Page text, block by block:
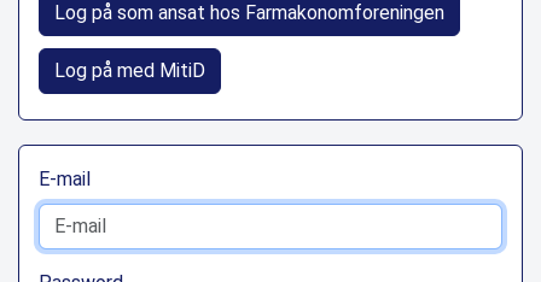
Log på som ansat hos Farmakonomforeningen
Log på med MitiD
E-mail